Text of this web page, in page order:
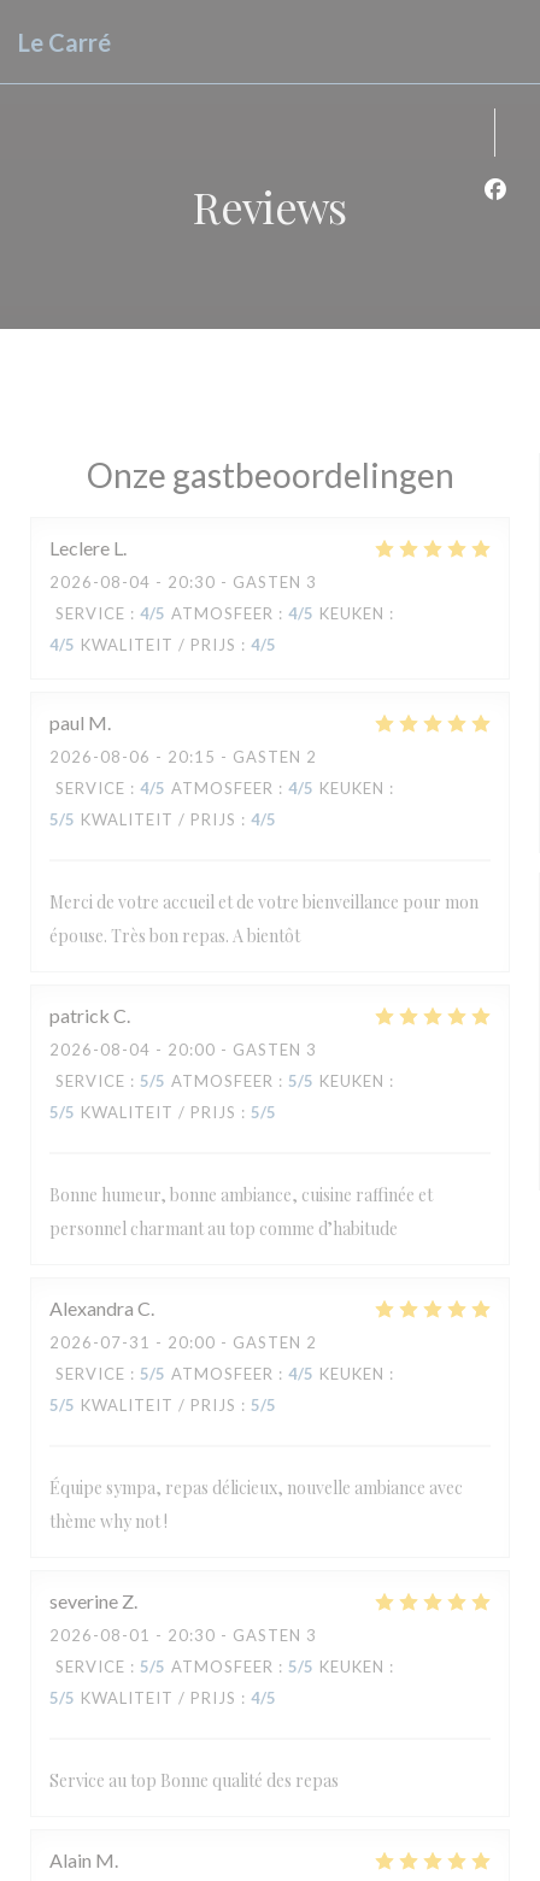
Le Carré
Reviews
Onze gastbeoordelingen
Leclere L
2026-08-04 - 20:30 - GASTEN 3
SERVICE : 4/5 ATMOSFEER : 4/5 KEUKEN :
4/5 KWALITEIT / PRIJS : 4/5
paul M
2026-08-06 - 20:15 - GASTEN 2
SERVICE : 4/5 ATMOSFEER : 4/5 KEUKEN :
5/5 KWALITEIT / PRIJS : 4/5
Merci de votre accueil et de votre bienveillance pour mon
épouse. Très bon repas. A bientôt
patrick C
2026-08-04 - 20:00 - GASTEN 3
SERVICE : 5/5 ATMOSFEER : 5/5 KEUKEN :
5/5 KWALITEIT / PRIJS : 5/5
Bonne humeur, bonne ambiance, cuisine raffinée et
personnel charmant au top comme d’habitude
Alexandra C
2026-07-31 - 20:00 - GASTEN 2
SERVICE : 5/5 ATMOSFEER : 4/5 KEUKEN :
5/5 KWALITEIT / PRIJS : 5/5
Équipe sympa, repas délicieux, nouvelle ambiance avec
thème why not !
severine Z
2026-08-01 - 20:30 - GASTEN 3
SERVICE : 5/5 ATMOSFEER : 5/5 KEUKEN :
5/5 KWALITEIT / PRIJS : 4/5
Service au top Bonne qualité des repas
Alain M